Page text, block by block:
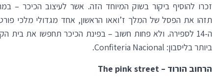
זכרו להוסיף ביקור בשוק המיוחד הזה. אשר לעיצוב הכיכר –
תזהו את הפסל של המלך ז’ואאו הראשון, אחד מגדולי מלכי
ה-14 לספירה. ולא פחות חשוב – בפינת הכיכר תחפשו את בית
ביותר בליסבון: Confiteria Nacional.
הרחוב הורוד – The pink street